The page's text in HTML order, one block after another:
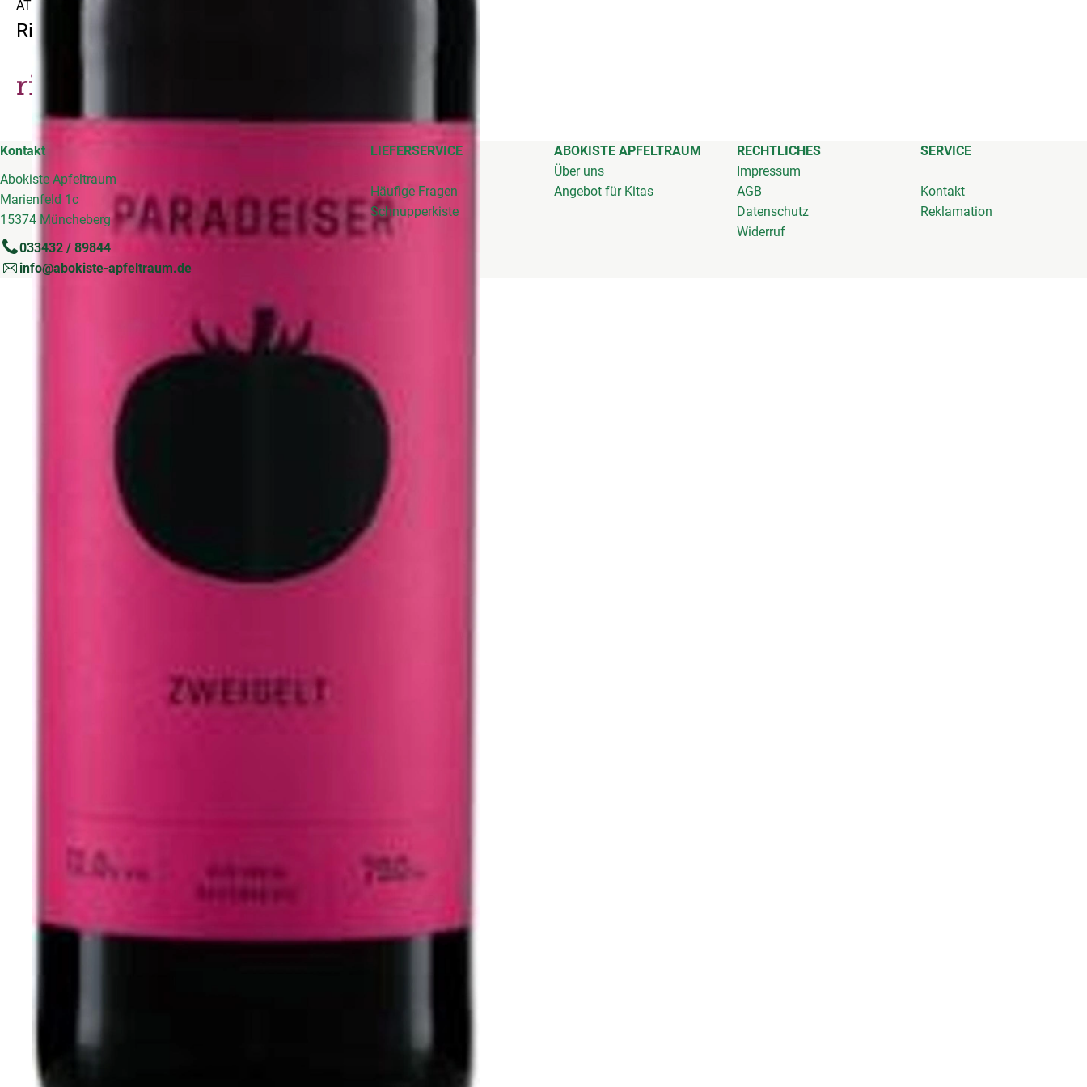
AT
Riegel Eigenmarke
Kontakt
Abokiste Apfeltraum
Marienfeld 1c
15374 Müncheberg
033432 / 89844
info@abokiste-apfeltraum.de
LIEFERSERVICE
Häufige Fragen
Schnupperkiste
ABOKISTE APFELTRAUM
Über uns
Angebot für Kitas
RECHTLICHES
Impressum
AGB
Datenschutz
Widerruf
SERVICE
Kontakt
Reklamation